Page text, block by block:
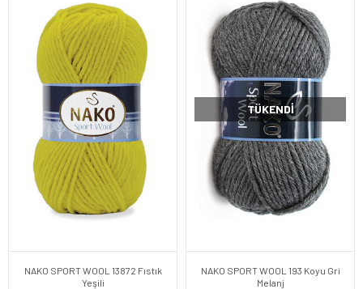
NAKO SPORT WOOL 13872 Fıstık
Yeşili
TÜKENDI
NAKO SPORT WOOL 193 Koyu Gri
Melanj